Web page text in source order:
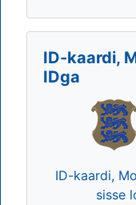
ID-kaardi,
IDga
ID-kaardi,
sisse